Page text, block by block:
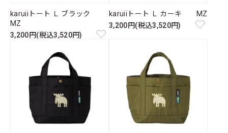
karuiiトート Ｌ ブラック
MZ
3,200円(税込3,520円)
karuiiトート Ｌ カーキ MZ
3,200円(税込3,520円)